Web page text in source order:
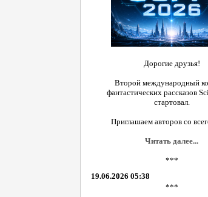
Дорогие друзья!
Второй международный
фантастических рассказов
стартовал.
Приглашаем авторов со
Читать далее...
***
19.06.2026 05:38
***